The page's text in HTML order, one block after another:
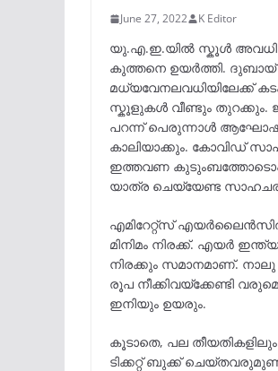
June 27, 2022 K Editor
യു.എ.ഇ.യിൽ സ്കൂൾ അവധി
കുത്തനെ ഉയർത്തി. ദുബായ്
മധ്യവേനലവധിയിലേക്ക്
സ്കൂളുകൾ വീണ്ടും തുറക്കും.
പറന്ന് പെരുന്നാള്‍
കാലിയാക്കും. കോവിഡ്
ഇത്തവണ കുടുംബത്തോടൊപ്പം
യാത്ര ചെയ്യേണ്ട
എമിറേറ്റ്സ്
മിനിമം നിരക്ക്. എയർ
നിരക്കും സമാനമാണ്. നാലു
രൂപ നീക്കിവയ്ക്കേണ്ടി
ഇനിയും ഉയരും.
കൂടാതെ, പല
ടിക്കറ്റ് ബുക്ക്